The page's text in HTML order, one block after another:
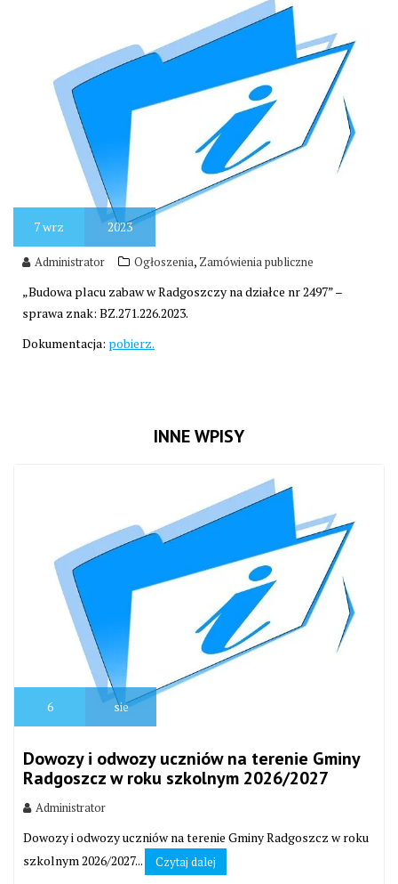
7wrz 2023
Administrator Ogłoszenia, Zamówienia publiczne
„Budowa placu zabaw w Radgoszczy na działce nr 2497” –
sprawa znak: BZ.271.226.2023.
Dokumentacja: pobierz.
INNE WPISY
6 sie
Dowozy i odwozy uczniów na terenie Gminy
Radgoszcz w roku szkolnym 2026/2027
Administrator
Dowozy i odwozy uczniów na terenie Gminy Radgoszcz w roku
szkolnym 2026/2027...
Czytaj dalej